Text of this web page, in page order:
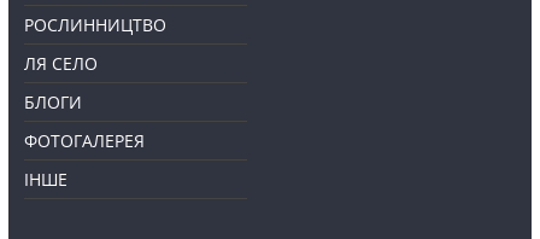
РОСЛИННИЦТВО
ЛЯ СЕЛО
БЛОГИ
ФОТОГАЛЕРЕЯ
ІНШЕ